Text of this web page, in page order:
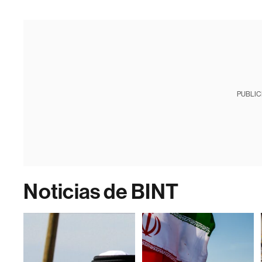
Noticias de BINT